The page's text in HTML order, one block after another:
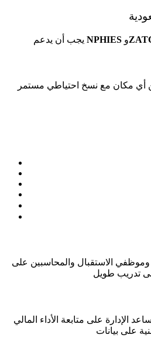
NPHIES و
أي مكان مع نسخ احتياطي مستمر
الاستقبال والمحاسبين على
الإدارة على متابعة الأداء المالي